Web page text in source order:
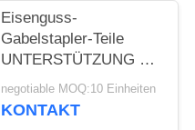
Eisenguss-
Gabelstapler-Teile
UNTERSTÜTZUNG mit
der kleinen Menge
annehmbar
negotiable MOQ:10 Einheiten
KONTAKT